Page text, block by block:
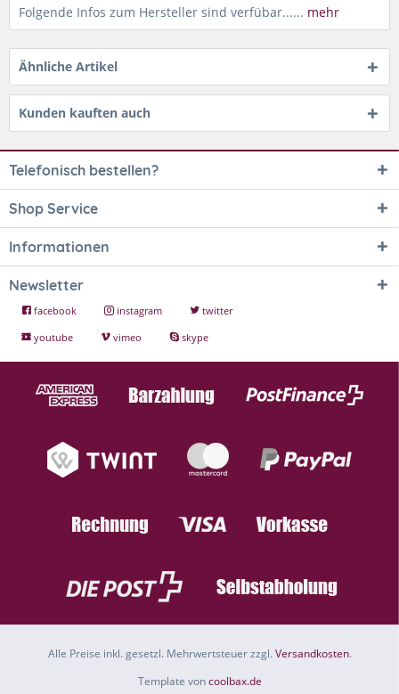
Folgende Infos zum Hersteller sind verfübar...... mehr
Ähnliche Artikel
Kunden kauften auch
Telefonisch bestellen?
Shop Service
Informationen
Newsletter
facebook instagram
twitter
youtube
vimeo skype
Alle Preise inkl. gesetzl. Mehrwertsteuer zzgl.Versandkosten.
Template voncoolbax.de